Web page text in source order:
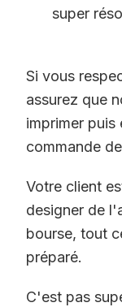
super
Si vous
assurez que
imprimer puis
commande
Votre client
designer de
bourse, tout
préparé.
C'est pas